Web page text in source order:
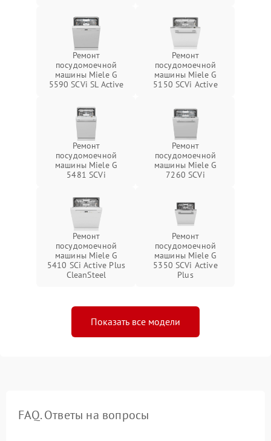
Ремонт
посудомоечной
машины Miele G
5590 SCVi SL Active
Ремонт
посудомоечной
машины Miele G
5150 SCVi Active
Ремонт
посудомоечной
машины Miele G
5481 SCVi
Ремонт
посудомоечной
машины Miele G
7260 SCVi
Ремонт
посудомоечной
машины Miele G
5410 SCi Active Plus
CleanSteel
Ремонт
посудомоечной
машины Miele G
5350 SCVi Active
Plus
Показать все модели
FAQ. Ответы на вопросы